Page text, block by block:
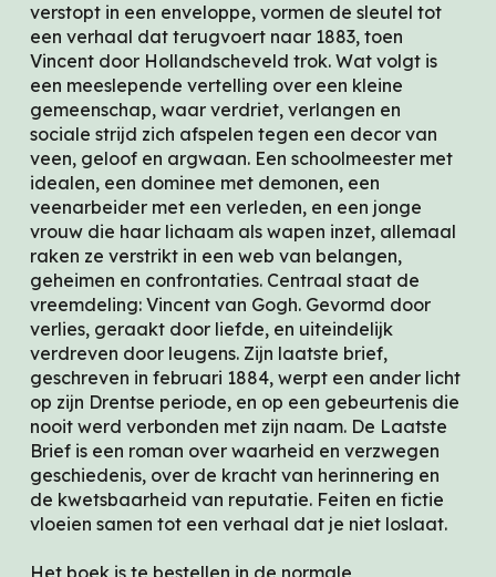
verstopt in een enveloppe, vormen de sleutel tot
een verhaal dat terugvoert naar 1883, toen
Vincent door Hollandscheveld trok. Wat volgt is
een meeslepende vertelling over een kleine
gemeenschap, waar verdriet, verlangen en
sociale strijd zich afspelen tegen een decor van
veen, geloof en argwaan. Een schoolmeester met
idealen, een dominee met demonen, een
veenarbeider met een verleden, en een jonge
vrouw die haar lichaam als wapen inzet, allemaal
raken ze verstrikt in een web van belangen,
geheimen en confrontaties. Centraal staat de
vreemdeling: Vincent van Gogh. Gevormd door
verlies, geraakt door liefde, en uiteindelijk
verdreven door leugens. Zijn laatste brief,
geschreven in februari 1884, werpt een ander licht
op zijn Drentse periode, en op een gebeurtenis die
nooit werd verbonden met zijn naam. De Laatste
Brief is een roman over waarheid en verzwegen
geschiedenis, over de kracht van herinnering en
de kwetsbaarheid van reputatie. Feiten en fictie
vloeien samen tot een verhaal dat je niet loslaat.
Het boek is te bestellen in de normale